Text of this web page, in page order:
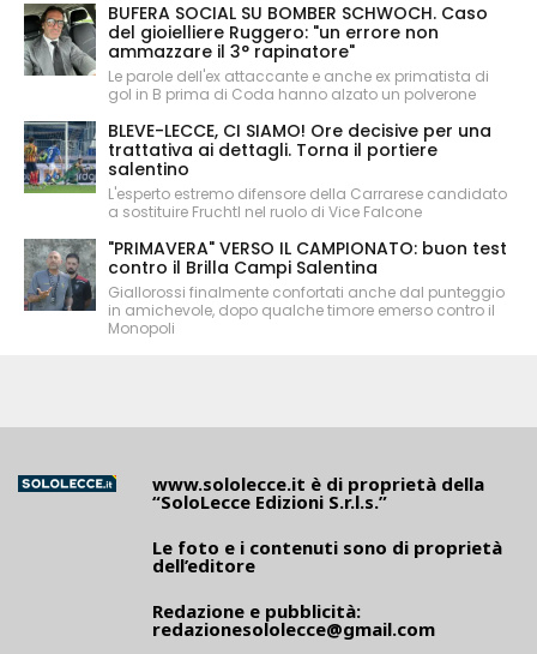
BUFERA SOCIAL SU BOMBER SCHWOCH. Caso
del gioielliere Ruggero: "un errore non
ammazzare il 3° rapinatore"
Le parole dell'ex attaccante e anche ex primatista di
gol in B prima di Coda hanno alzato un polverone
BLEVE-LECCE, CI SIAMO! Ore decisive per una
trattativa ai dettagli. Torna il portiere
salentino
L'esperto estremo difensore della Carrarese candidato
a sostituire Fruchtl nel ruolo di Vice Falcone
"PRIMAVERA" VERSO IL CAMPIONATO: buon test
contro il Brilla Campi Salentina
Giallorossi finalmente confortati anche dal punteggio
in amichevole, dopo qualche timore emerso contro il
Monopoli
www.sololecce.it è di proprietà della
“SoloLecce Edizioni S.r.l.s.”
Le foto e i contenuti sono di proprietà
dell’editore
Redazione e pubblicità:
redazionesololecce@gmail.com